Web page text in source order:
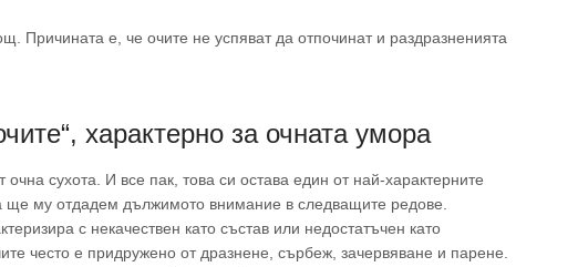
Причината е, че очите не успяват да отпочинат и раздразненията
характерно за очната умора
сухота. И все пак, това си остава един от най-характерните
му отдадем дължимото внимание в следващите редове.
с некачествен като състав или недостатъчен като
често е придружено от дразнене, сърбеж, зачервяване и парене.